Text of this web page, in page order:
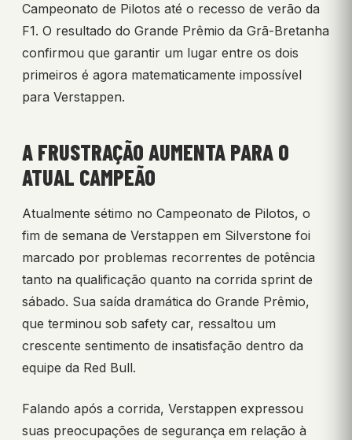
Campeonato de Pilotos até o recesso de verão da
F1. O resultado do Grande Prêmio da Grã-Bretanha
confirmou que garantir um lugar entre os dois
primeiros é agora matematicamente impossível
para Verstappen.
A FRUSTRAÇÃO AUMENTA PARA O
ATUAL CAMPEÃO
Atualmente sétimo no Campeonato de Pilotos, o
fim de semana de Verstappen em Silverstone foi
marcado por problemas recorrentes de potência
tanto na qualificação quanto na corrida sprint de
sábado. Sua saída dramática do Grande Prêmio,
que terminou sob safety car, ressaltou um
crescente sentimento de insatisfação dentro da
equipe da Red Bull.
Falando após a corrida, Verstappen expressou
suas preocupações de segurança em relação à